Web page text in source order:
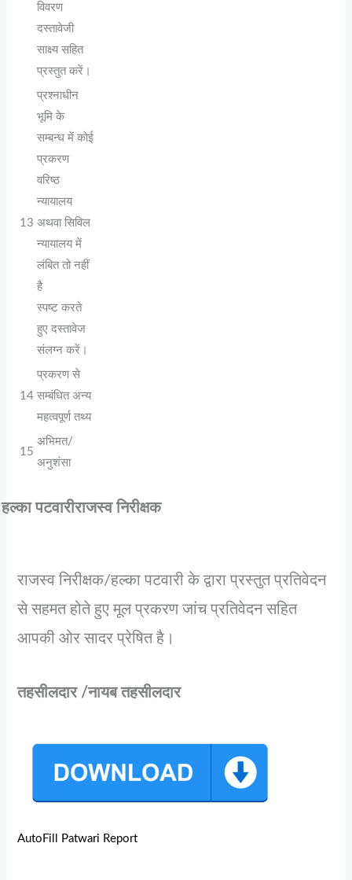
विवरण
दस्तावेजी
साक्ष्य सहित
प्रस्तुत करें।
13
प्रश्नाधीन
भूमि के
सम्बन्ध में कोई
प्रकरण
वरिष्ठ
न्यायालय
अथवा सिविल
न्यायालय में
लंबित तो नहीं
है
स्पष्ट करते
हुए दस्तावेज
संलग्न करें।
14
प्रकरण से
सम्बंधित अन्य
महत्वपूर्ण तथ्य
15
अभिमत/
अनुशंसा
हल्का पटवारीराजस्व निरीक्षक
राजस्व निरीक्षक/हल्का पटवारी के द्वारा प्रस्तुत प्रतिवेदन
से सहमत होते हुए मूल प्रकरण जांच प्रतिवेदन सहित
आपकी ओर सादर प्रेषित है।
तहसीलदार /नायब तहसीलदार
AutoFill Patwari Report